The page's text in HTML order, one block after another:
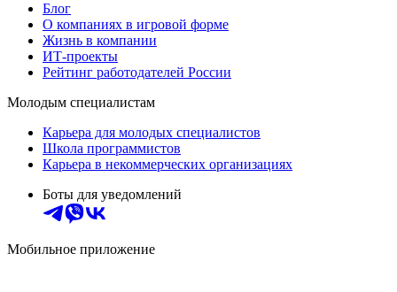
Блог
О компаниях в игровой форме
Жизнь в компании
ИТ-проекты
Рейтинг работодателей России
Молодым специалистам
Карьера для молодых специалистов
Школа программистов
Карьера в некоммерческих организациях
Боты для уведомлений
Мобильное приложение